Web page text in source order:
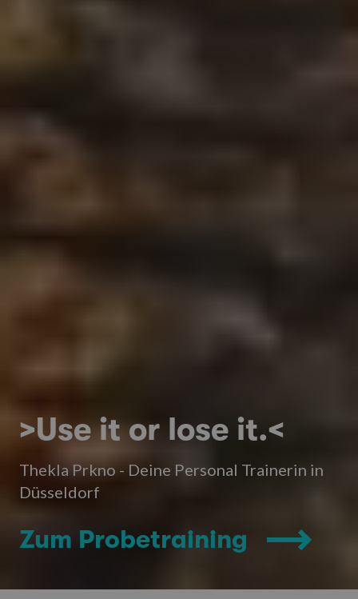
>Use it or lose it.<
Thekla Prkno - Deine Personal Trainerin in
Düsseldorf
Zum Probetraining